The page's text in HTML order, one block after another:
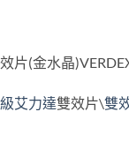
片(金水晶
艾力達雙效片\雙